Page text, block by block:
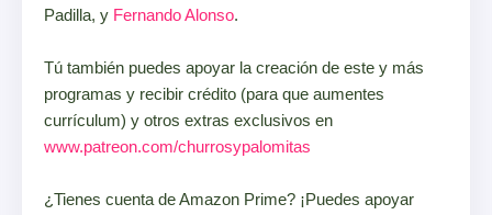
Padilla, y Fernando Alonso.
Tú también puedes apoyar la creación de este y más
programas y recibir crédito (para que aumentes
currículum) y otros extras exclusivos en
www.patreon.com/churrosypalomitas
¿Tienes cuenta de Amazon Prime? ¡Puedes apoyar